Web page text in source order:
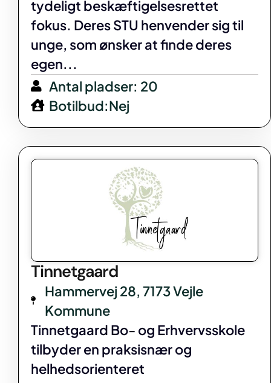
tydeligt beskæftigelsesrettet
fokus. Deres STU henvender sig til
unge, som ønsker at finde deres
egen...
Antal pladser: 20
Botilbud:Nej
Tinnetgaard
Hammervej 28, 7173 Vejle
Kommune
Tinnetgaard Bo- og Erhvervsskole
tilbyder en praksisnær og
helhedsorienteret